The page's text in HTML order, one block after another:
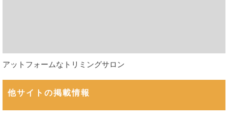
アットフォームなトリミングサロン
他サイトの掲載情報